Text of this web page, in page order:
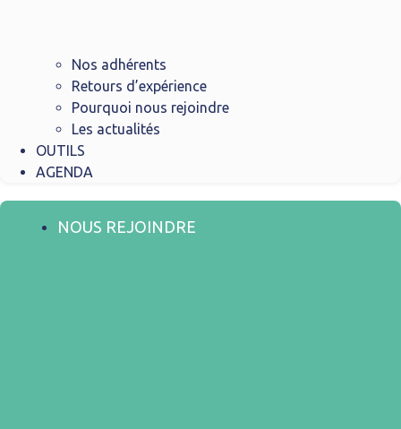
Nos adhérents
Retours d’expérience
Pourquoi nous rejoindre
Les actualités
OUTILS
AGENDA
NOUS REJOINDRE